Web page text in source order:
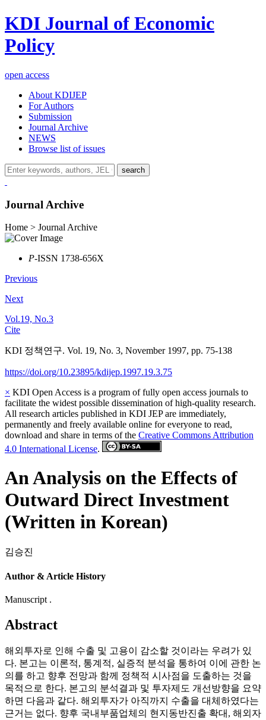
KDI Journal of Economic
Policy
open access
About KDIJEP
For Authors
Submission
Journal Archive
NEWS
Browse list of issues
search
Journal Archive
Home > Journal Archive
P-ISSN 1738-656X
Previous
Next
Vol.19, No.3
Cite
KDI 정책연구. Vol. 19, No. 3, November 1997, pp. 75-138
https://doi.org/10.23895/kdijep.1997.19.3.75
× KDI Open Access is a program of fully open access journals to
facilitate the widest possible dissemination of high-quality research.
All research articles published in KDI JEP are immediately,
permanently and freely available online for everyone to read,
download and share in terms of the Creative Commons Attribution
4.0 International License.
An Analysis on the Effects of
Outward Direct Investment
(Written in Korean)
김승진
Author & Article History
Manuscript .
Abstract
해외투자로 인해 수출 및 고용이 감소할 것이라는 우려가 있
다. 본고는 이론적, 통계적, 실증적 분석을 통하여 이에 관한 논
의를 하고 향후 전망과 함께 정책적 시사점을 도출하는 것을
목적으로 한다. 본고의 분석결과 및 투자제도 개선방향을 요약
하면 다음과 같다. 해외투자가 아직까지 수출을 대체하였다는
근거는 없다. 향후 국내부품업체의 현지동반진출 확대, 해외자